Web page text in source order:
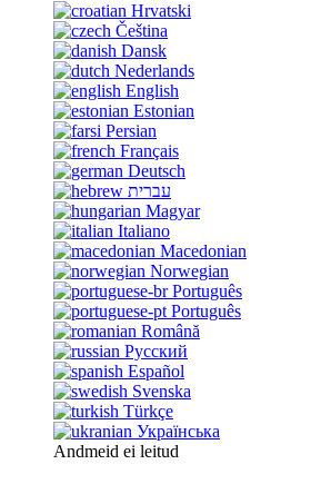
Hrvatski
Čeština
Dansk
Nederlands
English
Estonian
Persian
Français
Deutsch
עברית
Magyar
Italiano
Macedonian
Norwegian
Português
Português
Română
Русский
Español
Svenska
Türkçe
Українська
Andmeid ei leitud